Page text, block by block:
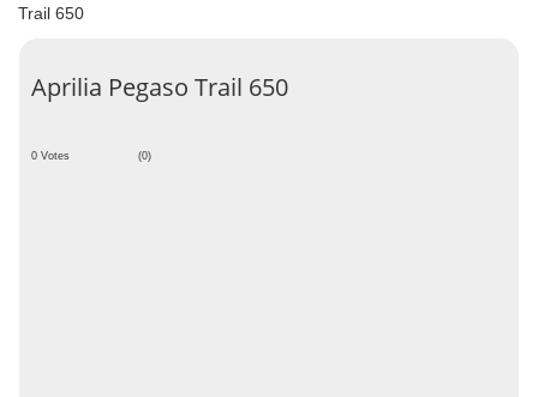
Trail 650
Aprilia Pegaso Trail 650
0 Votes (0)